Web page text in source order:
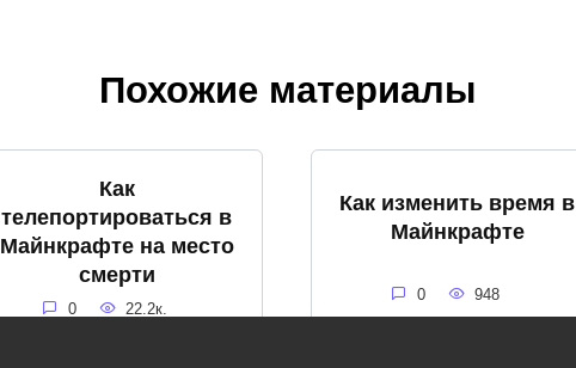
Похожие материалы
Как
телепортироваться в
Майнкрафте на место
смерти
0 22.2к.
Как изменить время в
Майнкрафте
0 948